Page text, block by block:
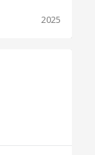
2025